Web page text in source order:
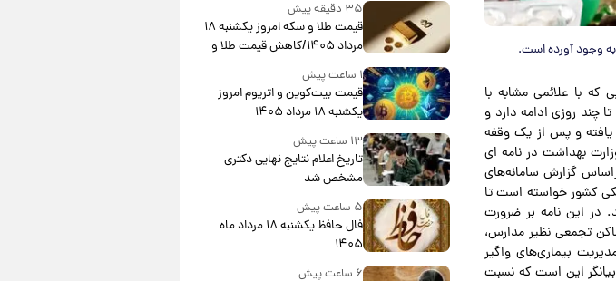
به وجود آورده است.
با علائمی مشابه با
چند روزی ادامه دارد و
یافته و پس از یک وقفه
بهداشت در نامه ای
گزارش سامانه‌های
کشور خواسته است تا
در این نامه بر ضرورت
تجمعی نظیر مدارس،
بیماری‌های واگیر
این است که نسبت
۳۵ دقیقه پیش
قیمت طلا و سکه امروز یکشنبه ۱۸
مرداد ۱۴۰۵/کاهش قیمت طلا و
سکه
۱ ساعت پیش
قیمت بیت‌کوین و اتریوم امروز
یکشنبه ۱۸ مرداد ۱۴۰۵
۱۳ ساعت پیش
تاریخ اعلام نتایج نهایی دکتری
مشخص شد
۵ ساعت پیش
فال حافظ یکشنبه ۱۸ مرداد ماه
۱۴۰۵
۶ ساعت پیش